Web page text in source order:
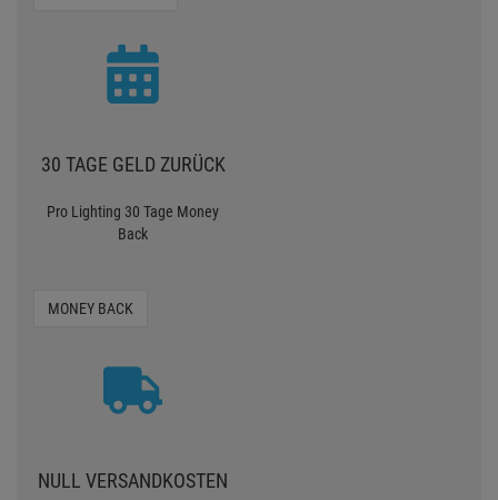
30 TAGE GELD ZURÜCK
Pro Lighting 30 Tage Money
Back
MONEY BACK
NULL VERSANDKOSTEN